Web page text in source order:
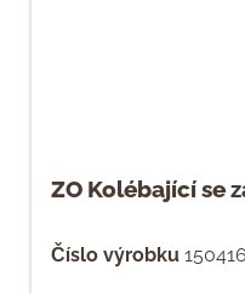
ZO Kolébající se
Číslo výrobku 150416